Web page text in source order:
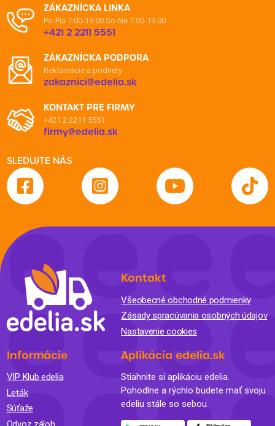
ZÁKAZNÍCKA LINKA
Po-Pia 7:00-19:00 So-Ne 7:00-19:00
+421 2 2211 5551
ZÁKAZNÍCKA PODPORA
Reklamácie a podnety
zakaznici@edelia.sk
KONTAKT PRE FIRMY
+421 2 2211 5551
firmy@edelia.sk
SLEDUJTE NÁS
Kontakt
Všeobecné obchodné podmienky
Zásady spracúvania osobných údajov
Nastavenie cookies
Informácie
VIP Klub edelia
Leták
Súťaže
Aplikácia edelia.sk
Stiahnite si aplikáciu edelia.
Pohodlne a rýchlo budete mať svoju
edeliu stále so sebou.